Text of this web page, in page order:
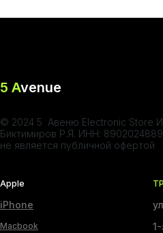
5 Avenue
© 2024 5 Авеню Electronic Store
Биктимиров Р.Я. ИНН:
не является публичной офертой
Apple
iPhone
Macbook